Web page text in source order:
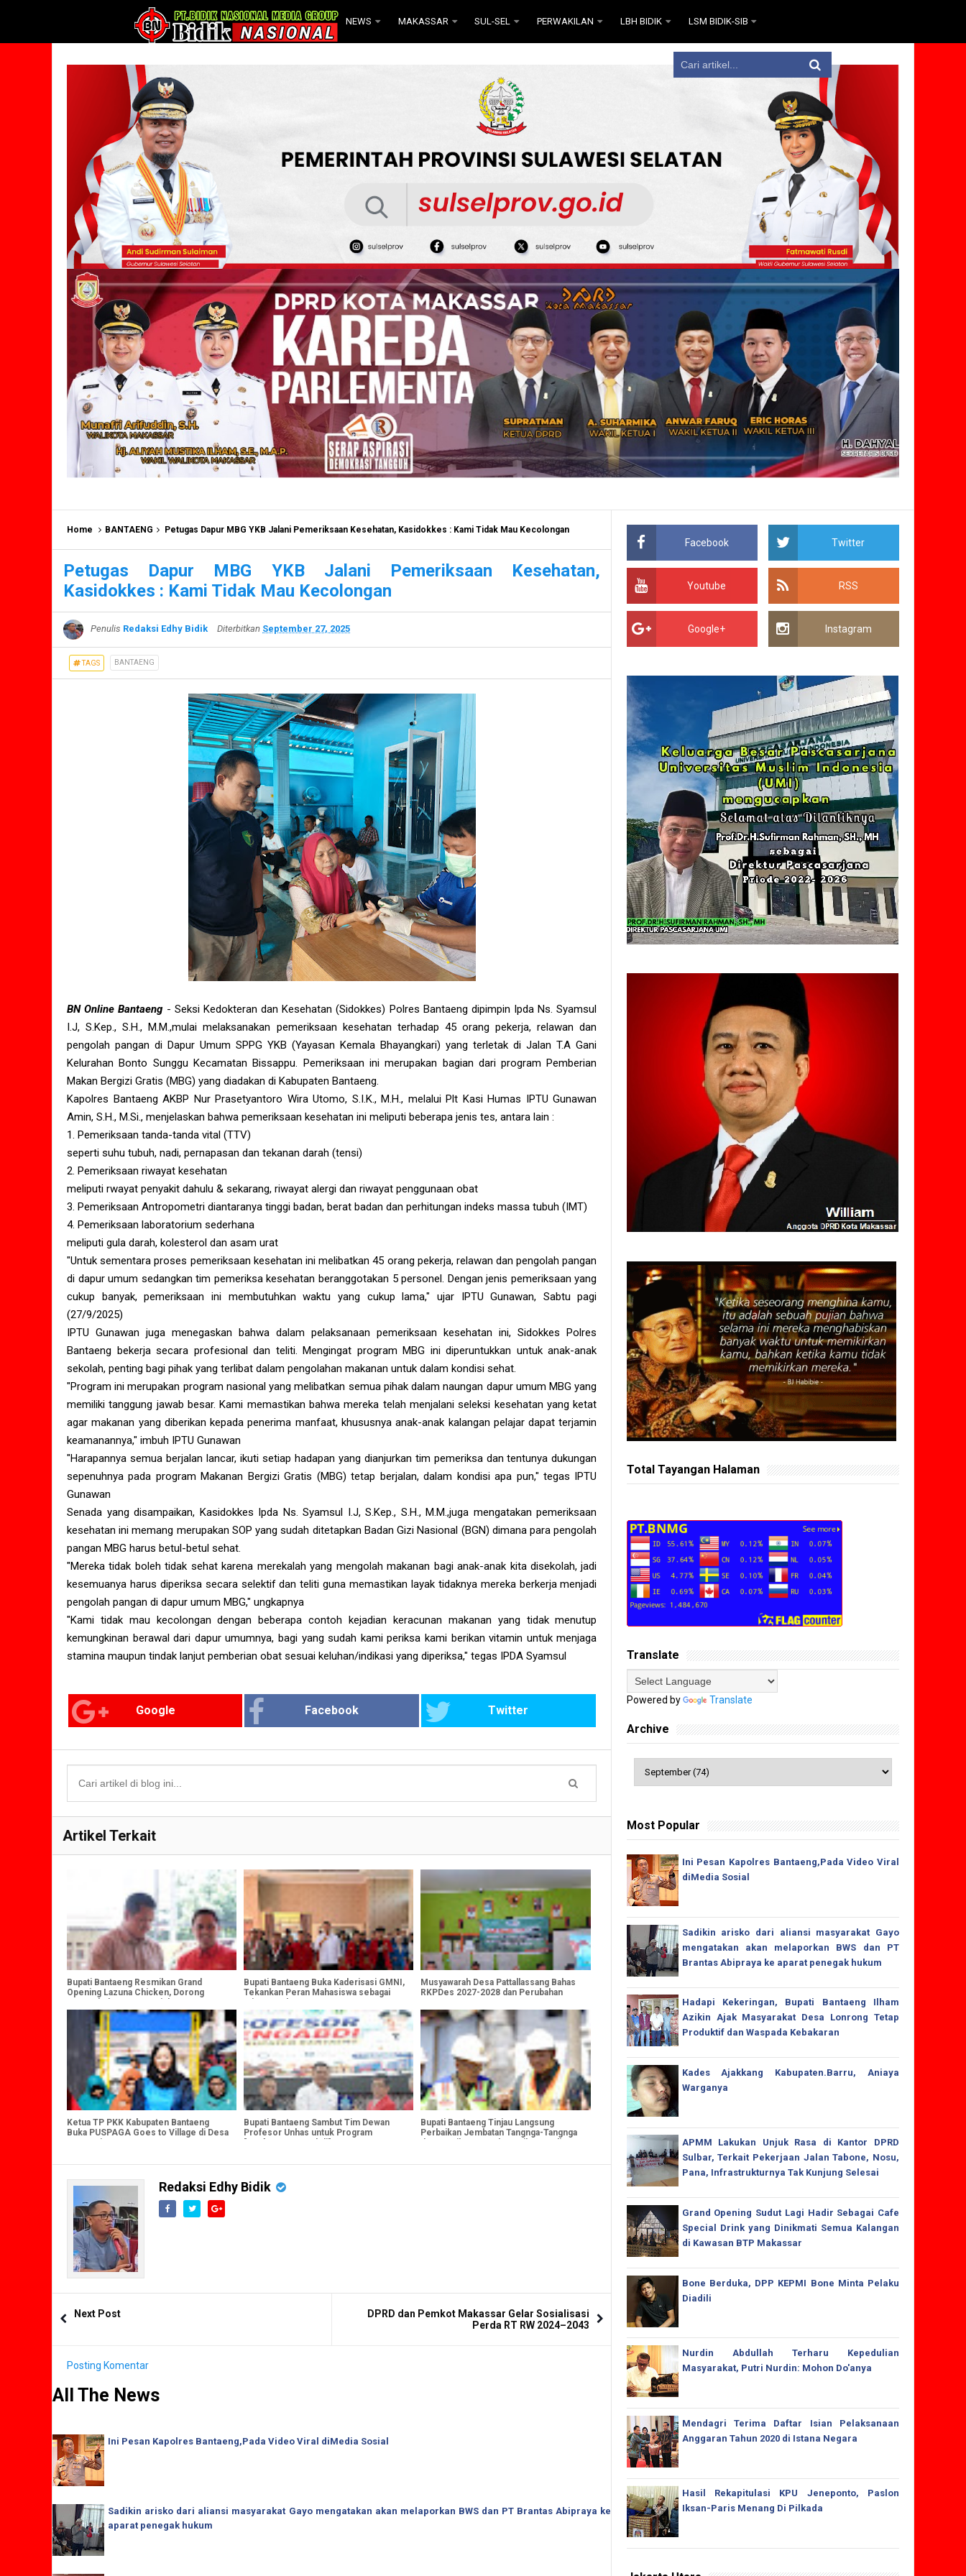
NEWS MAKASSAR SUL-SEL PERWAKILAN LBH BIDIK LSM BIDIK-SIB
Home BANTAENG Petugas Dapur MBG YKB Jalani Pemeriksaan Kesehatan, Kasidokkes : Kami Tidak Mau Kecolongan
Petugas Dapur MBG YKB Jalani Pemeriksaan Kesehatan,
Kasidokkes : Kami Tidak Mau Kecolongan
Penulis Redaksi Edhy Bidik Diterbitkan September 27, 2025
TAGS BANTAENG
BN Online Bantaeng - Seksi Kedokteran dan Kesehatan (Sidokkes) Polres Bantaeng dipimpin Ipda Ns. Syamsul
I.J, S.Kep., S.H., M.M.,mulai melaksanakan pemeriksaan kesehatan terhadap 45 orang pekerja, relawan dan
pengolah pangan di Dapur Umum SPPG YKB (Yayasan Kemala Bhayangkari) yang terletak di Jalan T.A Gani
Kelurahan Bonto Sunggu Kecamatan Bissappu. Pemeriksaan ini merupakan bagian dari program Pemberian
Makan Bergizi Gratis (MBG) yang diadakan di Kabupaten Bantaeng.
Kapolres Bantaeng AKBP Nur Prasetyantoro Wira Utomo, S.I.K., M.H., melalui Plt Kasi Humas IPTU Gunawan
Amin, S.H., M.Si., menjelaskan bahwa pemeriksaan kesehatan ini meliputi beberapa jenis tes, antara lain :
1. Pemeriksaan tanda-tanda vital (TTV)
seperti suhu tubuh, nadi, pernapasan dan tekanan darah (tensi)
2. Pemeriksaan riwayat kesehatan
meliputi rwayat penyakit dahulu & sekarang, riwayat alergi dan riwayat penggunaan obat
3. Pemeriksaan Antropometri diantaranya tinggi badan, berat badan dan perhitungan indeks massa tubuh (IMT)
4. Pemeriksaan laboratorium sederhana
meliputi gula darah, kolesterol dan asam urat
"Untuk sementara proses pemeriksaan kesehatan ini melibatkan 45 orang pekerja, relawan dan pengolah pangan
di dapur umum sedangkan tim pemeriksa kesehatan beranggotakan 5 personel. Dengan jenis pemeriksaan yang
cukup banyak, pemeriksaan ini membutuhkan waktu yang cukup lama," ujar IPTU Gunawan, Sabtu pagi
(27/9/2025)
IPTU Gunawan juga menegaskan bahwa dalam pelaksanaan pemeriksaan kesehatan ini, Sidokkes Polres
Bantaeng bekerja secara profesional dan teliti. Mengingat program MBG ini diperuntukkan untuk anak-anak
sekolah, penting bagi pihak yang terlibat dalam pengolahan makanan untuk dalam kondisi sehat.
"Program ini merupakan program nasional yang melibatkan semua pihak dalam naungan dapur umum MBG yang
memiliki tanggung jawab besar. Kami memastikan bahwa mereka telah menjalani seleksi kesehatan yang ketat
agar makanan yang diberikan kepada penerima manfaat, khususnya anak-anak kalangan pelajar dapat terjamin
keamanannya," imbuh IPTU Gunawan
"Harapannya semua berjalan lancar, ikuti setiap hadapan yang dianjurkan tim pemeriksa dan tentunya dukungan
sepenuhnya pada program Makanan Bergizi Gratis (MBG) tetap berjalan, dalam kondisi apa pun," tegas IPTU
Gunawan
Senada yang disampaikan, Kasidokkes Ipda Ns. Syamsul I.J, S.Kep., S.H., M.M.,juga mengatakan pemeriksaan
kesehatan ini memang merupakan SOP yang sudah ditetapkan Badan Gizi Nasional (BGN) dimana para pengolah
pangan MBG harus betul-betul sehat.
"Mereka tidak boleh tidak sehat karena merekalah yang mengolah makanan bagi anak-anak kita disekolah, jadi
kesemuanya harus diperiksa secara selektif dan teliti guna memastikan layak tidaknya mereka berkerja menjadi
pengolah pangan di dapur umum MBG," ungkapnya
"Kami tidak mau kecolongan dengan beberapa contoh kejadian keracunan makanan yang tidak menutup
kemungkinan berawal dari dapur umumnya, bagi yang sudah kami periksa kami berikan vitamin untuk menjaga
stamina maupun tindak lanjut pemberian obat sesuai keluhan/indikasi yang diperiksa," tegas IPDA Syamsul
Google Facebook Twitter
Artikel Terkait
Bupati Bantaeng Resmikan Grand
Opening Lazuna Chicken, Dorong
Pertumbuhan Investasi dan UMKM
Bupati Bantaeng Buka Kaderisasi GMNI,
Tekankan Peran Mahasiswa sebagai
Mitra Pembangunan
Musyawarah Desa Pattallassang Bahas
RKPDes 2027-2028 dan Perubahan
Ketua TP PKK Kabupaten Bantaeng
Buka PUSPAGA Goes to Village di Desa
Bonto Tiro
Bupati Bantaeng Sambut Tim Dewan
Profesor Unhas untuk Program
"Profesor Mengabdi"
Bupati Bantaeng Tinjau Langsung
Perbaikan Jembatan Tangnga-Tangnga
dan Panaikang untuk Pastikan Kualitas
Redaksi Edhy Bidik
Next Post
DPRD dan Pemkot Makassar Gelar Sosialisasi
Perda RT RW 2024–2043
Posting Komentar
All The News
Ini Pesan Kapolres Bantaeng,Pada Video Viral diMedia Sosial
Sadikin arisko dari aliansi masyarakat Gayo mengatakan akan melaporkan BWS dan PT Brantas Abipraya ke
aparat penegak hukum
Facebook Twitter
Youtube RSS
Google+ Instagram
Total Tayangan Halaman
Translate
Powered by Translate
Archive
Most Popular
Ini Pesan Kapolres Bantaeng,Pada Video Viral
diMedia Sosial
Sadikin arisko dari aliansi masyarakat Gayo
mengatakan akan melaporkan BWS dan PT
Brantas Abipraya ke aparat penegak hukum
Hadapi Kekeringan, Bupati Bantaeng Ilham
Azikin Ajak Masyarakat Desa Lonrong Tetap
Produktif dan Waspada Kebakaran
Kades Ajakkang Kabupaten.Barru, Aniaya
Warganya
APMM Lakukan Unjuk Rasa di Kantor DPRD
Sulbar, Terkait Pekerjaan Jalan Tabone, Nosu,
Pana, Infrastrukturnya Tak Kunjung Selesai
Grand Opening Sudut Lagi Hadir Sebagai Cafe
Special Drink yang Dinikmati Semua Kalangan
di Kawasan BTP Makassar
Bone Berduka, DPP KEPMI Bone Minta Pelaku
Diadili
Nurdin Abdullah Terharu Kepedulian
Masyarakat, Putri Nurdin: Mohon Do'anya
Mendagri Terima Daftar Isian Pelaksanaan
Anggaran Tahun 2020 di Istana Negara
Hasil Rekapitulasi KPU Jeneponto, Paslon
Iksan-Paris Menang Di Pilkada